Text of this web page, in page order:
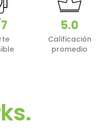
5.0
Calificación
promedio
.